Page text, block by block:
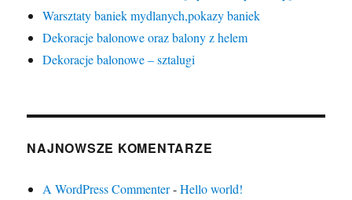
Warsztaty baniek mydlanych,pokazy baniek
Dekoracje balonowe oraz balony z helem
Dekoracje balonowe – sztalugi
NAJNOWSZE KOMENTARZE
A WordPress Commenter-Hello world!